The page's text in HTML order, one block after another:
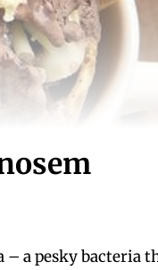
– a pesky bacteria